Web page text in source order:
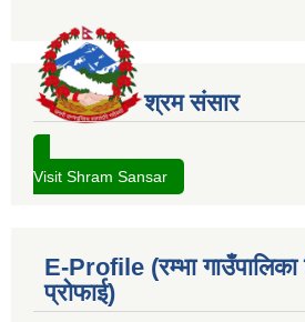
श्रम संसार
Visit Shram Sansar
E-Profile (रम्भा
प्रोफाई)